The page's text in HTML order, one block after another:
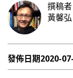
撰稿者
黃馨弘
發佈日期2020-